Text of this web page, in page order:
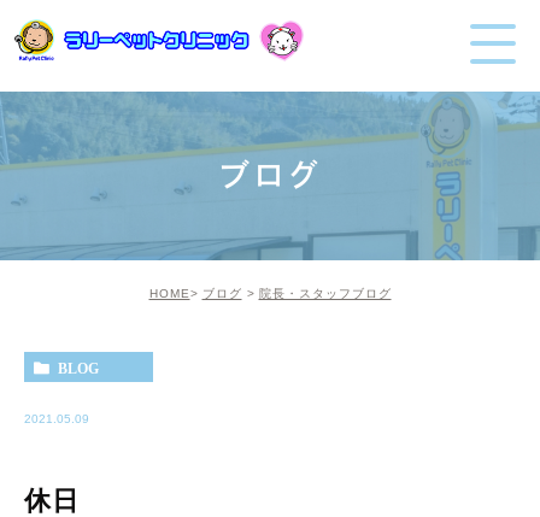
ブログ
HOME ブログ 院長・スタッフブログ
BLOG
2021.05.09
休日